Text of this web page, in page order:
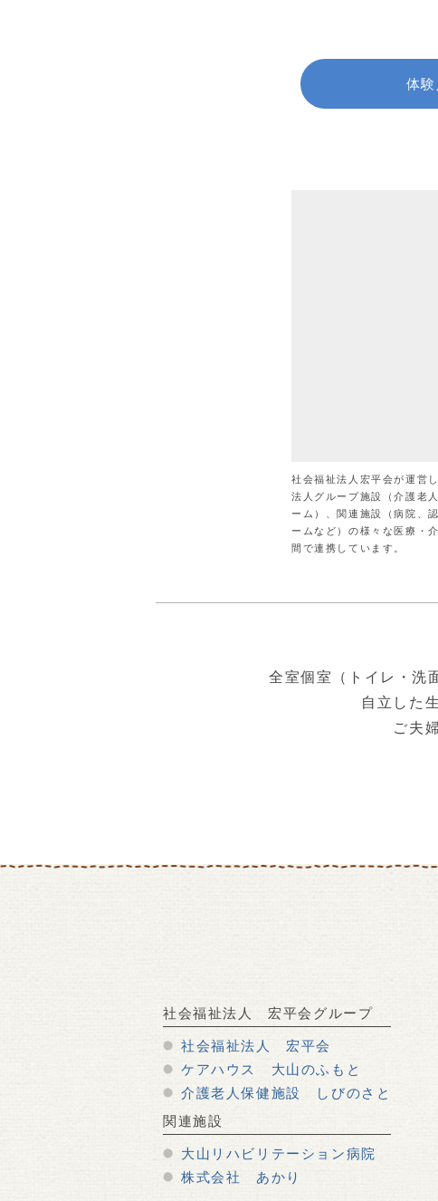
体
社会福祉法人宏平会が運営
法人グループ施設（介護老
ーム）、関連施設（病院、
ームなど）の様々な医療・
間で連携しています。
全室個室（トイレ・洗
自立した
ご夫
社会福祉法人 宏平会グループ
社会福祉法人 宏平会
ケアハウス 大山のふもと
介護老人保健施設 しびのさと
関連施設
大山リハビリテーション病院
株式会社 あかり